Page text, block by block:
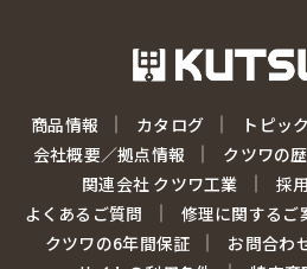
商品情報 カタログ トピッ
会社概要／拠点情報
クツワの
関連会社 クツワ工業
採
よくあるご質問
修理に関するご
クツワの6年間保証
お問合わ